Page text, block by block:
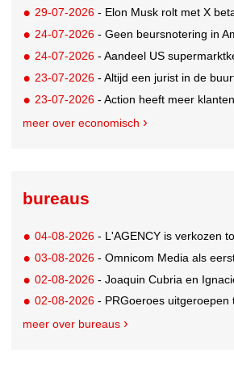
29-07-2026 - Elon Musk rolt met X betaaldienst X Money uit
24-07-2026 - Geen beursnotering in Amsterdam voor nieuw
24-07-2026 - Aandeel US supermarktketen Albertsons
23-07-2026 - Altijd een jurist in de buurt: voordelen
23-07-2026 - Action heeft meer klanten; omzet stijgt 14% in
meer over economisch
bureaus
04-08-2026 - L'AGENCY is verkozen tot de nieuwe
03-08-2026 - Omnicom Media als eerste in Nederland actief
02-08-2026 - Joaquin Cubria en Ignacio Ferioli nieuwe Global CCO’s GUT,
02-08-2026 - PRGoeroes uitgeroepen tot ‘PR-
meer over bureaus